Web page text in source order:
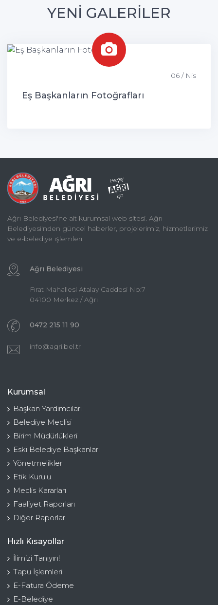
YENİ GALERİLER
06 / Nis
Eş Başkanların Fotoğrafları
Ağrı Belediyesi'ne ait kurumsal web sitesi. Ağrı
Belediyesi'nden güncel haberler, projelerimiz, hizmetlerimiz
ve e-belediye işlemleri
Ağrı Belediyesi
Fırat Mahallesi Atalay Caddesi No:7
04100 Merkez / Ağrı
0472 215 11 90
info@agri.bel.tr
Kurumsal
Başkan Yardımcıları
Belediye Meclisi
Birim Müdürlükleri
Eski Belediye Başkanları
Yönetmelikler
Etik Kurulu
Meclis Kararları
Faaliyet Raporları
Diğer Raporlar
Hızlı Kısayollar
İlimizi Tanıyın!
Tapu İşlemleri
E-Fatura Ödeme
E-Belediye